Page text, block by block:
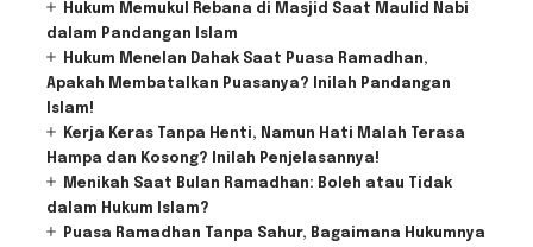
Hukum Memukul Rebana di Masjid Saat Maulid Nabi
dalam Pandangan Islam
Hukum Menelan Dahak Saat Puasa Ramadhan,
Apakah Membatalkan Puasanya? Inilah Pandangan
Islam!
Kerja Keras Tanpa Henti, Namun Hati Malah Terasa
Hampa dan Kosong? Inilah Penjelasannya!
Menikah Saat Bulan Ramadhan: Boleh atau Tidak
dalam Hukum Islam?
Puasa Ramadhan Tanpa Sahur, Bagaimana Hukumnya